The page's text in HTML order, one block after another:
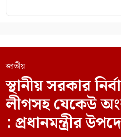
জাতীয়
স্থানীয় সরকার
লীগসহ যেকেউ
: প্রধানমন্ত্রীর